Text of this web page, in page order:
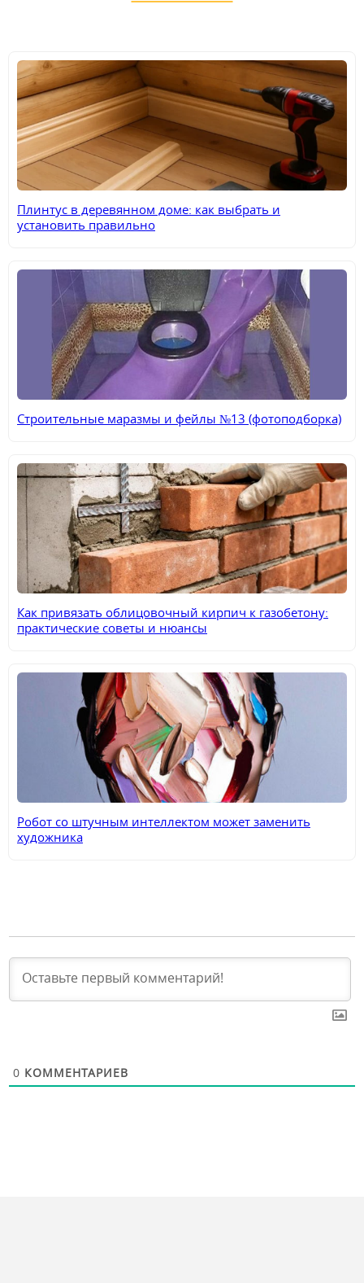
Плинтус в деревянном доме: как выбрать и
установить правильно
Строительные маразмы и фейлы №13 (фотоподборка)
Как привязать облицовочный кирпич к газобетону:
практические советы и нюансы
Робот со штучным интеллектом может заменить
художника
0 КОММЕНТАРИЕВ